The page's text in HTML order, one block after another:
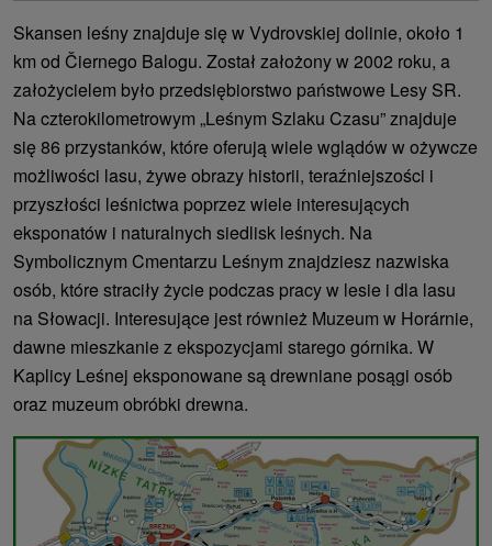
Skansen leśny znajduje się w Vydrovskiej dolinie, około 1
km od Čiernego Balogu. Został założony w 2002 roku, a
założycielem było przedsiębiorstwo państwowe Lesy SR.
Na czterokilometrowym „Leśnym Szlaku Czasu” znajduje
się 86 przystanków, które oferują wiele wglądów w ożywcze
możliwości lasu, żywe obrazy historii, teraźniejszości i
przyszłości leśnictwa poprzez wiele interesujących
eksponatów i naturalnych siedlisk leśnych. Na
Symbolicznym Cmentarzu Leśnym znajdziesz nazwiska
osób, które straciły życie podczas pracy w lesie i dla lasu
na Słowacji. Interesujące jest również Muzeum w Horárnie,
dawne mieszkanie z ekspozycjami starego górnika. W
Kaplicy Leśnej eksponowane są drewniane posągi osób
oraz muzeum obróbki drewna.